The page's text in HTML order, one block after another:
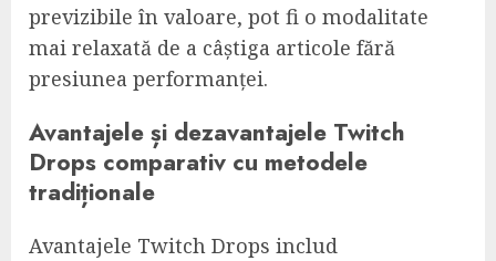
previzibile în valoare, pot fi o modalitate
mai relaxată de a câștiga articole fără
presiunea performanței.
Avantajele și dezavantajele Twitch
Drops comparativ cu metodele
tradiționale
Avantajele Twitch Drops includ